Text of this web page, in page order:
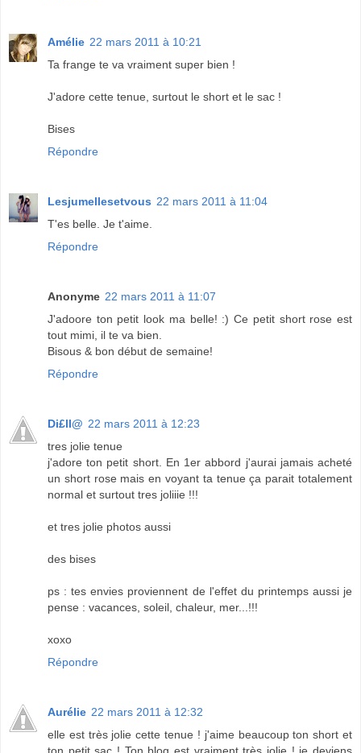
Amélie 22 mars 2011 à 10:21
Ta frange te va vraiment super bien !
J'adore cette tenue, surtout le short et le sac !
Bises
Répondre
Lesjumellesetvous 22 mars 2011 à 11:04
T'es belle. Je t'aime.
Répondre
Anonyme 22 mars 2011 à 11:07
J'adoore ton petit look ma belle! :) Ce petit short rose est
tout mimi, il te va bien.
Bisous & bon début de semaine!
Répondre
Di£ll@ 22 mars 2011 à 12:23
tres jolie tenue
j'adore ton petit short. En 1er abbord j'aurai jamais acheté
un short rose mais en voyant ta tenue ça parait totalement
normal et surtout tres joliiie !!!
et tres jolie photos aussi
des bises
ps : tes envies proviennent de l'effet du printemps aussi je
pense : vacances, soleil, chaleur, mer...!!!
xoxo
Répondre
Aurélie 22 mars 2011 à 12:32
elle est très jolie cette tenue ! j'aime beaucoup ton short et